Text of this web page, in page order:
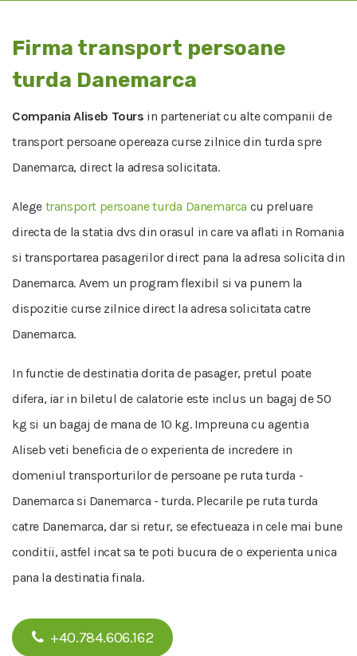
Firma transport persoane
turda Danemarca
Compania Aliseb Tours in parteneriat cu alte companii de
transport persoane opereaza curse zilnice din turda spre
Danemarca, direct la adresa solicitata.
Alege transport persoane turda Danemarca cu preluare
directa de la statia dvs din orasul in care va aflati in Romania
si transportarea pasagerilor direct pana la adresa solicita din
Danemarca. Avem un program flexibil si va punem la
dispozitie curse zilnice direct la adresa solicitata catre
Danemarca.
In functie de destinatia dorita de pasager, pretul poate
difera, iar in biletul de calatorie este inclus un bagaj de 50
kg si un bagaj de mana de 10 kg. Impreuna cu agentia
Aliseb veti beneficia de o experienta de incredere in
domeniul transporturilor de persoane pe ruta turda -
Danemarca si Danemarca - turda. Plecarile pe ruta turda
catre Danemarca, dar si retur, se efectueaza in cele mai bune
conditii, astfel incat sa te poti bucura de o experienta unica
pana la destinatia finala.
+40.784.606.162